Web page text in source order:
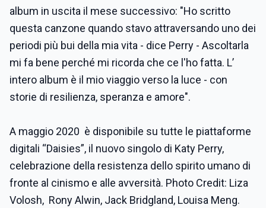
album in uscita il mese successivo: "Ho scritto
questa canzone quando stavo attraversando uno dei
periodi più bui della mia vita - dice Perry - Ascoltarla
mi fa bene perché mi ricorda che ce l'ho fatta. L’
intero album è il mio viaggio verso la luce - con
storie di resilienza, speranza e amore".
A maggio 2020 è disponibile su tutte le piattaforme
digitali “Daisies”, il nuovo singolo di Katy Perry,
celebrazione della resistenza dello spirito umano di
fronte al cinismo e alle avversità. Photo Credit: Liza
Volosh, Rony Alwin, Jack Bridgland, Louisa Meng.